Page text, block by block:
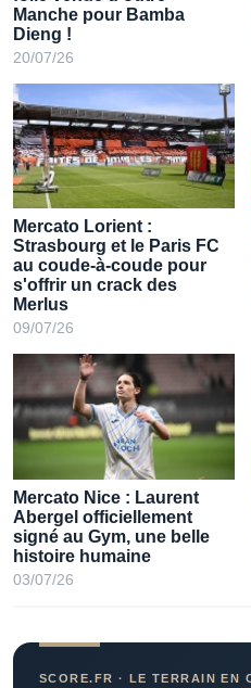
Mercato Lorient : Une offre
historique et totalement
folle venue d'outre-
Manche pour Bamba
Dieng !
20/07/26
Mercato Lorient :
Strasbourg et le Paris FC
au coude-à-coude pour
s'offrir un crack des
Merlus
Abergel officiellement
signé au Gym, une belle